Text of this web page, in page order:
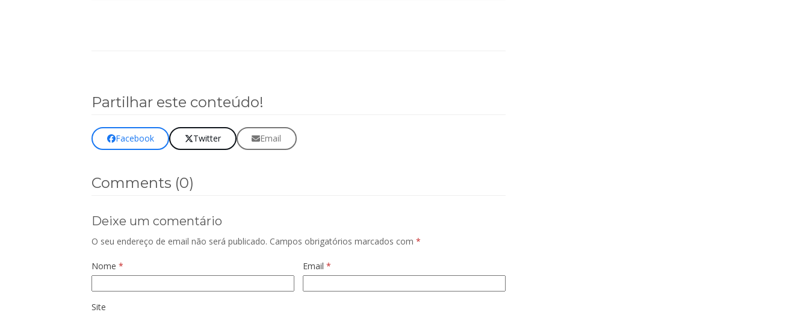
Partilhar este conteúdo!
Facebook Twitter Email
Comments (0)
Deixe um comentário
O seu endereço de email não será publicado. Campos obrigatórios marcados com *
Nome * Email *
Site